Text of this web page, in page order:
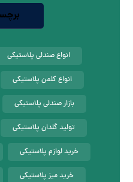
انواع صندلی پلاستیکی
انواع کلمن پلاستیکی
بازار صندلی پلاستیکی
تولید گلدان پلاستیکی
خرید لوازم پلاستیکی
خرید میز پلاستیکی